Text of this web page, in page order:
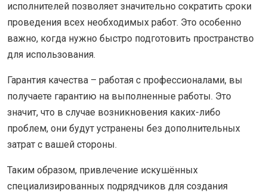
исполнителей позволяет значительно сократить сроки
проведения всех необходимых работ. Это особенно
важно, когда нужно быстро подготовить пространство
для использования.
Гарантия качества – работая с профессионалами, вы
получаете гарантию на выполненные работы. Это
значит, что в случае возникновения каких-либо
проблем, они будут устранены без дополнительных
затрат с вашей стороны.
Таким образом, привлечение искушённых
специализированных подрядчиков для создания